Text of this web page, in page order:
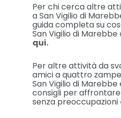
Per chi cerca altre
a San Vigilio di
guida completa su
San Vigilio di
qui.
Per altre attività da
amici a quattro
San Vigilio di
consigli per
senza preoccupazioni